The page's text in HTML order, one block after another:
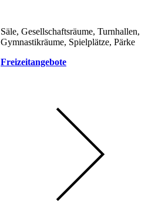
Säle, Gesellschaftsräume, Turnhallen,
Gymnastikräume, Spielplätze, Pärke
Freizeitangebote